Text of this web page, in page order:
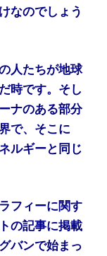
なのでしょう
人たちが地球
時です。そし
ナのある部分
で、そこに
ルギーと同じ
フィーに関す
の記事に掲載
バンで始まっ